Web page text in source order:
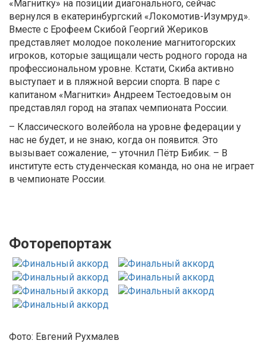
«Магнитку» на позиции диагонального, сейчас
вернулся в екатеринбургский «Локомотив-Изумруд».
Вместе с Ерофеем Скибой Георгий Жериков
представляет молодое поколение магнитогорских
игроков, которые защищали честь родного города на
профессиональном уровне. Кстати, Скиба активно
выступает и в пляжной версии спорта. В паре с
капитаном «Магнитки» Андреем Тестоедовым он
представлял город на этапах чемпионата России.
– Классического волейбола на уровне федерации у
нас не будет, и не знаю, когда он появится. Это
вызывает сожаление, – уточнил Пётр Бибик. – В
институте есть студенческая команда, но она не играет
в чемпионате России.
Фоторепортаж
Фото: Евгений Рухмалев